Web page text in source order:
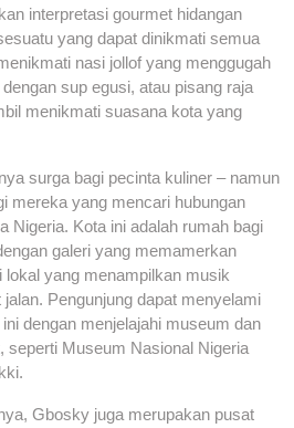
interpretasi gourmet hidangan
yang dapat dinikmati semua
nasi jollof yang menggugah
sup egusi, atau pisang raja
menikmati suasana kota yang
surga bagi pecinta kuliner – namun
mereka yang mencari hubungan
Nigeria. Kota ini adalah rumah bagi
galeri yang memamerkan
yang menampilkan musik
Pengunjung dapat menyelami
dengan menjelajahi museum dan
seperti Museum Nasional Nigeria
Gbosky juga merupakan pusat